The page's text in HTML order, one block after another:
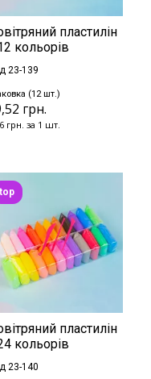
пластилін
кольорів
23-139
(12 шт.)
грн.
грн. за 1 шт.
пластилін
кольорів
23-140
top